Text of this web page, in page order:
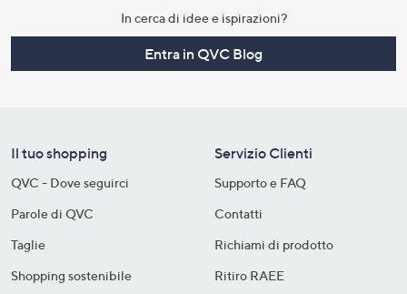
In cerca di idee e ispirazioni?
Entra in QVC Blog
Il tuo shopping
QVC - Dove seguirci
Parole di QVC
Taglie
Shopping sostenibile​
Servizio Clienti
Supporto e FAQ
Contatti
Richiami di prodotto
Ritiro RAEE